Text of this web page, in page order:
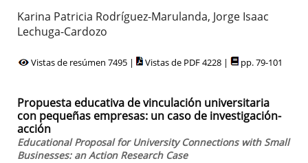
Karina Patricia Rodríguez-Marulanda, Jorge Isaac
Lechuga-Cardozo
Vistas de resúmen 7495 | Vistas de PDF 4228 | pp. 79-101
Propuesta educativa de vinculación universitaria
con pequeñas empresas: un caso de investigación-
acción
Educational Proposal for University Connections with Small
Businesses: an Action Research Case